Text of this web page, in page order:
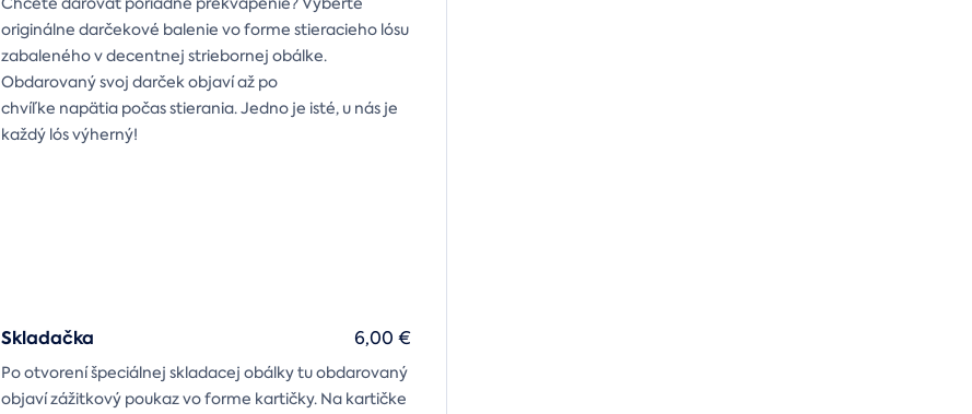
originálne darčekové balenie vo forme stieracieho lósu
zabaleného v decentnej striebornej obálke.
Obdarovaný svoj darček objaví až po
chvíľke napätia počas stierania. Jedno je isté, u nás je
každý lós výherný!
Skladačka
Po otvorení špeciálnej skladacej obálky tu obdarovaný
objaví zážitkový poukaz vo forme kartičky. Na kartičke
6,00 €